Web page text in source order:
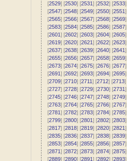
[2529] [2530] [2531] [2532] [2533]
[2547] [2548] [2549] [2550] [2551
[2565] [2566] [2567] [2568] [2569]
[2583] [2584] [2585] [2586] [2587]
[2601] [2602] [2603] [2604] [2605]
[2619] [2620] [2621] [2622] [2623]
[2637] [2638] [2639] [2640] [2641
[2655] [2656] [2657] [2658] [2659]
[2673] [2674] [2675] [2676] [2677]
[2691] [2692] [2693] [2694] [2695]
[2709] [2710] [2711] [2712] [2713]
[2727] [2728] [2729] [2730] [2731
[2745] [2746] [2747] [2748] [2749]
[2763] [2764] [2765] [2766] [2767]
[2781] [2782] [2783] [2784] [2785]
[2799] [2800] [2801] [2802] [2803]
[2817] [2818] [2819] [2820] [2821
[2835] [2836] [2837] [2838] [2839]
[2853] [2854] [2855] [2856] [2857]
[2871] [2872] [2873] [2874] [2875]
[2889] [2890] [2891] [2892] [2893]